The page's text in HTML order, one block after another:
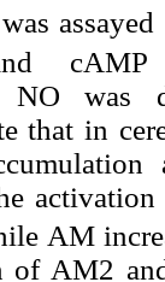
cAMP
NO was
that in
AM
AM2